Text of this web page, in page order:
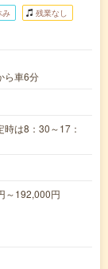
み 残業なし
ら車6分
は8：30～17：
～192,000円